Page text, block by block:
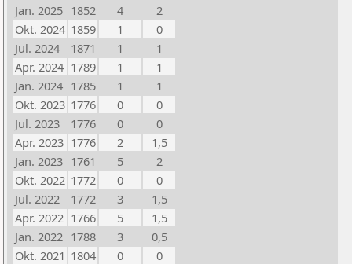
Jan. 2025 1852 4
2
Okt. 2024 1859 1
0
Jul. 2024
1871 1
1
Apr. 2024 1789 1
1
Jan. 2024 1785 1
1
Okt. 2023 1776 0
0
Jul. 2023
1776 0
0
Apr. 2023 1776 2
1,5
Jan. 2023 1761 5
2
Okt. 2022 1772 0
0
Jul. 2022
1772 3
1,5
Apr. 2022 1766 5
1,5
Jan. 2022 1788 3
0,5
Okt. 2021 1804 0
0